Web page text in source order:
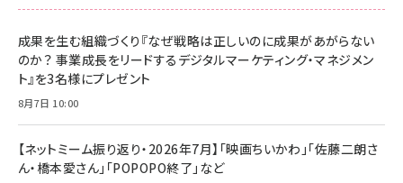
成果を生む組織づくり『なぜ戦略は正しいのに成果があがらない
のか？ 事業成長をリードするデジタルマーケティング・マネジメン
ト』を3名様にプレゼント
8月7日 10:00
【ネットミーム振り返り・2026年7月】「映画ちいかわ」「佐藤二朗さ
ん・橋本愛さん」「POPOPO終了」など